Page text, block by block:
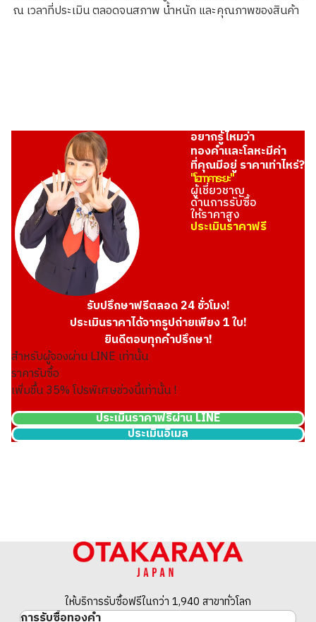
ราคารับซื้ออ้างอิง
THB 42,796.47
ณ เวลาที่ประเมิน ตลอดจนสภาพ น้ำหนัก และคุณภาพของสินค้า
อยากรู้ไหมว่า
ทองคำและโลหะมีค่า
ที่คุณมีอยู่ ราคาเท่าไหร่?
"โอทาคาระยะ"
ผู้เชี่ยวชาญ
ด้านการรับซื้อ
ให้ราคาสูง
ประเมินราคาฟรี
รับปรึกษาฟรีตลอด 24 ชั่วโมง!
ประเมินราคาได้จากรูปถ่ายเพียง 1 ใบ!
ยินดีตอบทุกคำปรึกษา!
สำหรับผู้จองผ่าน LINE เท่านั้น
ราคารับซื้อ
เพิ่มขึ้น35% โปรพิเศษช่วงนี้เท่านั้น !
ประเมินราคาฟรีผ่าน LINE
ประเมินอีเมล
ให้บริการรับซื้อฟรีในกว่า 1,940 สาขาทั่วโลก
การรับซื้อทองคำ